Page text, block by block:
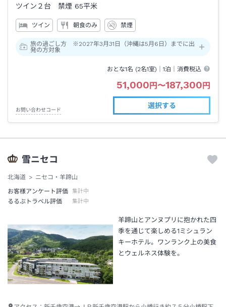
ツイン２台 禁煙 65平米
ツイン 朝食のみ 禁煙
旅の過ごし方 ※2027年3月31日（沖縄は5月6日）までに出
発の方対象
おとな1名 (2名1室)｜1泊 ｜消費税込
51,000円〜187,300円
お問い合わせコード
選択する
雪ニセコ
北海道
ニセコ・羊蹄山
お客様アンケート評価
集計中
るるぶトラベル評価 集計中
羊蹄山とアンヌプリに抱かれた四
季を通じて楽しめる1ミシュラン
キーホテル。ワンランク上の美食
とウェルネス体験を。